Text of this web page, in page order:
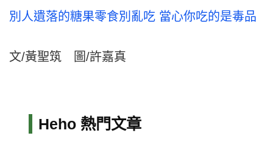
別人遺落的糖果零食別亂吃 當心你吃的是毒品
文/黃聖筑 圖/許嘉真
Heho 熱門文章